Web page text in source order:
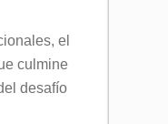
el
culmine
desafío